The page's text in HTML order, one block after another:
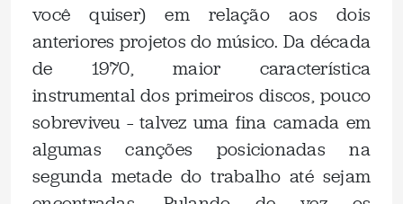
você quiser) em relação aos dois
anteriores projetos do músico. Da década
de 1970, maior característica
instrumental dos primeiros discos, pouco
sobreviveu – talvez uma fina camada em
algumas canções posicionadas na
segunda metade do trabalho até sejam